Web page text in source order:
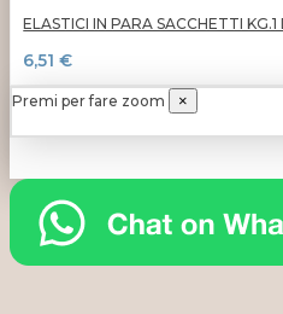
ELASTICI IN PARA SACCHETTI
6,51 €
Premi per fare zoom ×